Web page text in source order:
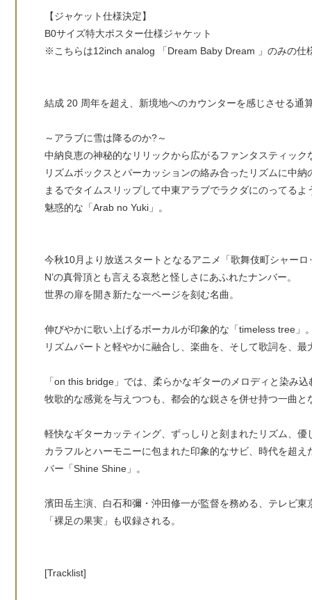
【ジャケット仕様決定】
B0サイズ特大ポスター仕様ジャケット
※こちらは12inch analog 「Dream Baby Dream 」のみの仕
結成 20 周年を超え、新境地へのカウンターを感じさせる通
～アラブに雪は降るのか?～
中納良恵の神秘的なリリックから広がるファンタスティック
リズムボックスとパーカッションの絡み合ったリズムに中納
まるでタイムスリップして中東アラブでラクダにのってるよ
魅惑的な「Arab no Yuki」。
今秋10月より放送スタートとなるアニメ「歌舞伎町シャー
N’の真骨頂とも言える哀愁と怪しさにあふれたナンバー。
世界の扉を開き新たな一ページを刻む名曲。
伸びやかに歌い上げるボーカルが印象的な「timeless tree」。
リズムパートと軽やかに融合し、楽曲を、そして歌詞を、最
「on this bridge」では、柔らかなギターのメロディと染み込
牧歌的な感覚を与えつつも、都会的な鋭さを併せ持つ一曲と
軽快なギターカッティング、ずっしりと刻まれたリズム、優
カラフルとハーモニーに包まれた印象的なサビ、時代を超
バー「Shine Shine」。
濱田岳主演、白石和彌・沖田修一が監督を務める、テレビ
「裸足の果実」も収録される。
[Tracklist]